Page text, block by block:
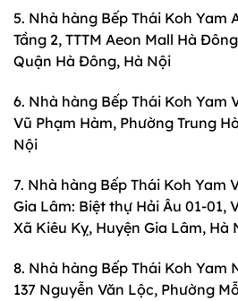
5. Nhà hàng Bếp Thái Koh Yam
Tầng 2, TTTM Aeon Mall Hà
Quận Hà Đông, Hà Nội
6. Nhà hàng Bếp Thái Koh Yam
Vũ Phạm Hàm, Phường Trung
Nội
7. Nhà hàng Bếp Thái Koh Yam
Gia Lâm: Biệt thự Hải Âu 01-01,
Xã Kiêu Kỵ, Huyện Gia Lâm, Hà
8. Nhà hàng Bếp Thái Koh Yam
137 Nguyễn Văn Lộc, Phường